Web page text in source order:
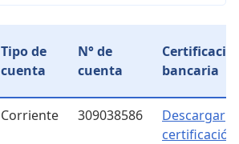
Tipo de
cuenta
N° de
cuenta
bancaria
Corriente 309038586
Descargar
certificación